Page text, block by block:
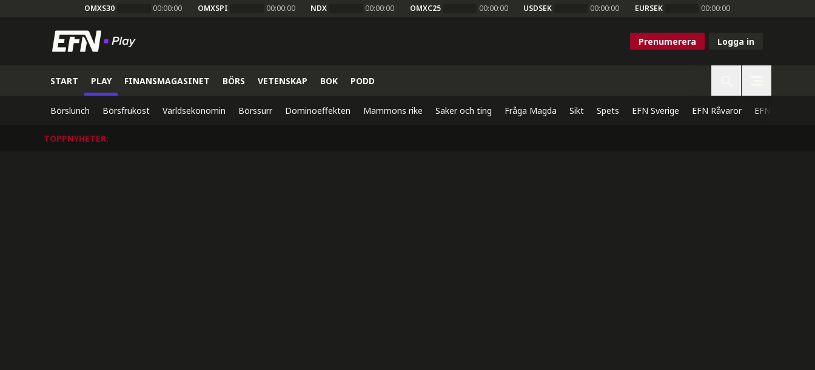
OMXS30 00:00:00 OMXSPI 00:00:00 NDX 00:00:00 OMXC25 00:00:00 USDSEK 00:00:00 EURSEK 00:00:00
Prenumerera Logga in
START PLAY FINANSMAGASINET BÖRS VETENSKAP BOK PODD
Börslunch Börsfrukost Världsekonomin Börssurr Dominoeffekten Mammons rike Saker och ting Fråga Magda Sikt Spets EFN Sverige EFN Råvaror EFN Direkt
TOPPNYHETER: